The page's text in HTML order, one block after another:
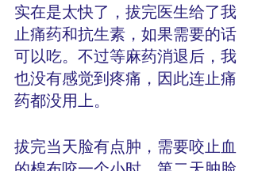
实在是太快了，拔完医生给了我
止痛药和抗生素，如果需要的话
可以吃。不过等麻药消退后，我
也没有感觉到疼痛，因此连止痛
药都没用上。
拔完当天脸有点肿，需要咬止血